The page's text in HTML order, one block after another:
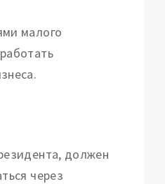
малого
должен
через